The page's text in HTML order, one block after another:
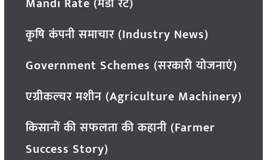
कृषि कंपनी समाचार (Industry News)
Government Schemes (सरकारी योजनाएं)
एग्रीकल्चर मशीन (Agriculture Machinery)
किसानों की सफलता की कहानी (Farmer
Success Story)